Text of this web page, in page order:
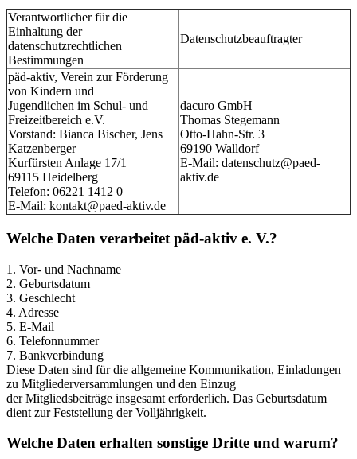
Verantwortlicher für die
Einhaltung der
datenschutzrechtlichen
Bestimmungen
Datenschutzbeauftragter
päd-aktiv, Verein zur Förderung
von Kindern und
Jugendlichen im Schul- und
Freizeitbereich e.V.
Vorstand: Bianca Bischer, Jens
Katzenberger
Kurfürsten Anlage 17/1
69115 Heidelberg
Telefon: 06221 1412 0
E-Mail: kontakt@paed-aktiv.de
dacuro GmbH
Thomas Stegemann
Otto-Hahn-Str. 3
69190 Walldorf
E-Mail: datenschutz@paed-
aktiv.de
Welche Daten verarbeitet päd-aktiv e. V.?
1. Vor- und Nachname
2. Geburtsdatum
3. Geschlecht
4. Adresse
5. E-Mail
6. Telefonnummer
7. Bankverbindung
Diese Daten sind für die allgemeine Kommunikation, Einladungen
zu Mitgliederversammlungen und den Einzug
der Mitgliedsbeiträge insgesamt erforderlich. Das Geburtsdatum
dient zur Feststellung der Volljährigkeit.
Welche Daten erhalten sonstige Dritte und warum?